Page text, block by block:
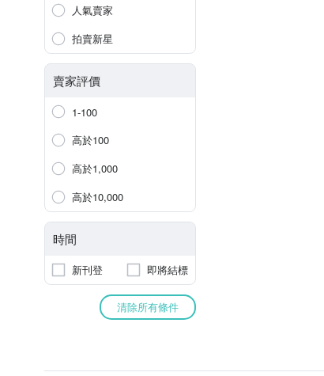
人氣賣家
拍賣新星
賣家評價
1-100
高於100
高於1,000
高於10,000
時間
新刊登 即將結標
清除所有條件